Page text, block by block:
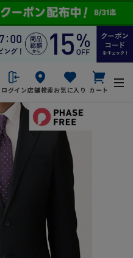
ログイン店舗検索お気に入り カート